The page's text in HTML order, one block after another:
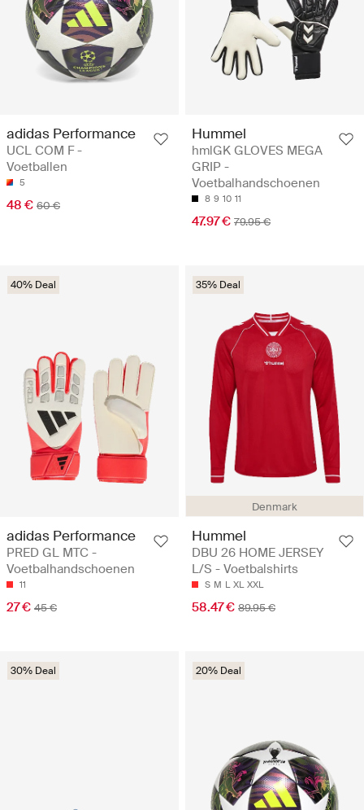
adidas Performance
UCL COM F -
Voetballen
5
48 € 60 €
Hummel
hmlGK GLOVES MEGA
GRIP -
Voetbalhandschoenen
8 9 10 11
47.97 € 79.95 €
40% Deal
adidas Performance
PRED GL MTC -
Voetbalhandschoenen
11
27 € 45 €
Denmark
35% Deal
Hummel
DBU 26 HOME JERSEY
L/S - Voetbalshirts
S M L XL XXL
58.47 € 89.95 €
30% Deal 20% Deal